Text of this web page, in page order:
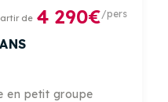
de 4 290€/pers
en petit groupe